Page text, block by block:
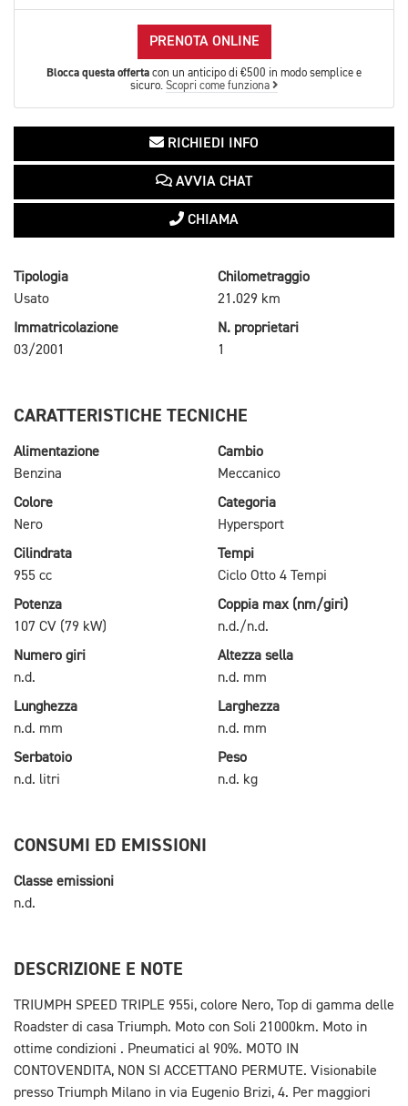
PRENOTA ONLINE
Blocca questa offerta con un anticipo di €500 in modo semplice e
sicuro. Scopri come funziona
RICHIEDI INFO
AVVIA CHAT
CHIAMA
Tipologia
Usato
Chilometraggio
21.029 km
Immatricolazione
03/2001
N. proprietari
1
CARATTERISTICHE TECNICHE
Alimentazione
Benzina
Cambio
Meccanico
Colore
Nero
Categoria
Hypersport
Cilindrata
955 cc
Tempi
Ciclo Otto 4 Tempi
Potenza
107 CV (79 kW)
Coppia max (nm/giri)
n.d./n.d.
Numero giri
n.d.
Altezza sella
n.d. mm
Lunghezza
n.d. mm
Larghezza
n.d. mm
Serbatoio
n.d. litri
Peso
n.d. kg
CONSUMI ED EMISSIONI
Classe emissioni
n.d.
DESCRIZIONE E NOTE
TRIUMPH SPEED TRIPLE 955i, colore Nero, Top di gamma delle
Roadster di casa Triumph. Moto con Soli 21000km. Moto in
ottime condizioni . Pneumatici al 90%. MOTO IN
CONTOVENDITA, NON SI ACCETTANO PERMUTE. Visionabile
presso Triumph Milano in via Eugenio Brizi, 4. Per maggiori